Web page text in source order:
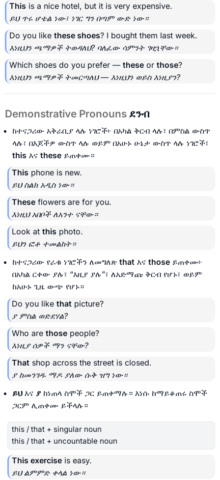
This is a nice hotel, but it is very expensive.
ይህ ጥሩ ሆቴል ነው፣ ነገር ግን በጣም ውድ ነው።
Do you like these shoes? I bought them last week.
እነዚህን ጫማዎች ትወዳለህ? ባለፈው ሳምንት ገዛኋቸው።
Which shoes do you prefer — these or those?
እነዚህን ጫማዎች ትመርጣለህ — እነዚህን ወይስ እነዚያን?
Demonstrative Pronouns ደንብ
ከተናጋሪው አቅራቢያ ላሉ ነገሮች፦ በአካል ቅርብ ላሉ፣ በምስል ውስጥ
ላሉ፣ በእጆችዎ ውስጥ ላሉ ወይም በአሁኑ ሁኔታ ውስጥ ላሉ ነገሮች፣
this እና these ይጠቀሙ።
This phone is new.
ይህ ስልክ አዲስ ነው።
These flowers are for you.
እነዚህ አበቦች ለአንተ ናቸው።
Look at this photo.
ይህን ፎቶ ተመልከት።
ከተናጋሪው የራቁ ነገሮችን ለመግለጽ that እና those ይጠቀሙ፦
በአካል ርቀው ያሉ፣ “እዚያ ያሉ”፣ ለአድማጩ ቅርብ የሆኑ፣ ወይም
ከአሁኑ ጊዜ ውጭ የሆኑ።
Do you like that picture?
ያ ምስል ወድደሃል?
Who are those people?
እነዚያ ሰዎች ማን ናቸው?
That shop across the street is closed.
ያ ከመንገዱ ማዶ ያለው ሱቅ ዝግ ነው።
ይህእና ያ ከነጠላ ስሞች ጋር ይጠቀማሉ። እነሱ ከማይቆጠሩ ስሞች
ጋርም ሊጠቀሙ ይችላሉ።
this / that + singular noun
this / that + uncountable noun
This exercise is easy.
ይህ ልምምድ ቀላል ነው።